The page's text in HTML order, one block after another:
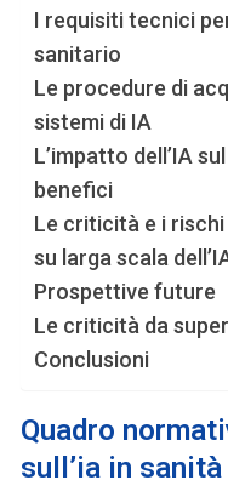
I requisiti tecnici
sanitario
Le procedure di
sistemi di IA
L’impatto dell’IA
benefici
Le criticità e i
su larga scala
Prospettive future
Le criticità da
Conclusioni
Quadro
sull’ia in sanità